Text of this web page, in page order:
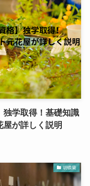
独学取得！基礎知識
が詳しく説明
胡蝶蘭